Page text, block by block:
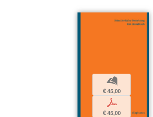
b
€ 45,00
p
€ 45,00